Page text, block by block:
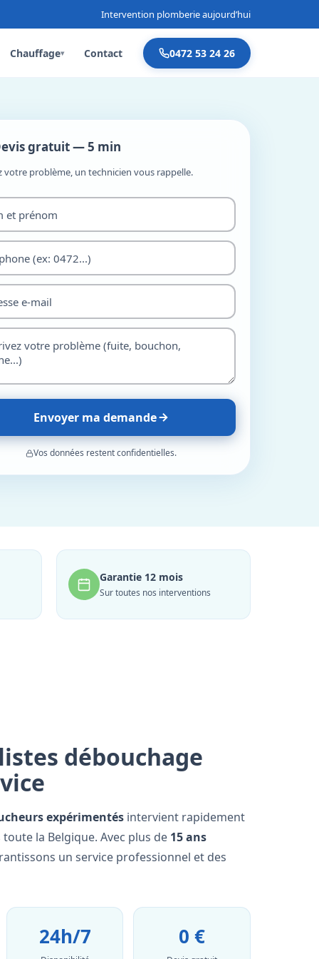
Intervention plomberie aujourd’hui
Chauffage▾ Contact 0472 53 24 26
gratuit — 5 min
votre problème, un technicien vous rappelle.
Envoyer ma demande
Vos données restent confidentielles.
Garantie 12 mois
Sur toutes nos interventions
débouchage
expérimentés intervient rapidement
la Belgique. Avec plus de 15 ans
un service professionnel et des
24h/7 0 €